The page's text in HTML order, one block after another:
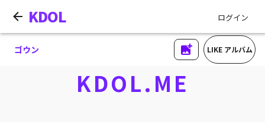
KDOL ログイン
ゴウン LIKE アルバム
KDOL.ME